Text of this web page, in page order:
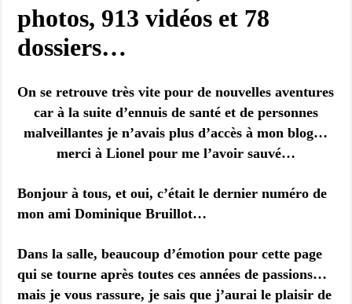
photos, 913 vidéos et 78
dossiers…
On se retrouve très vite pour de nouvelles aventures
car à la suite d’ennuis de santé et de personnes
malveillantes je n’avais plus d’accès à mon blog…
merci à Lionel pour me l’avoir sauvé…
Bonjour à tous, et oui, c’était le dernier numéro de
mon ami Dominique Bruillot…
Dans la salle, beaucoup d’émotion pour cette page
qui se tourne après toutes ces années de passions…
mais je vous rassure, je sais que j’aurai le plaisir de